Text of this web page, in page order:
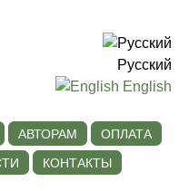
Русский
English
АВТОРАМ
ОПЛАТА
КОНТАКТЫ